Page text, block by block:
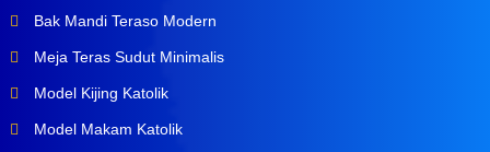
Bak Mandi Teraso Modern
Meja Teras Sudut Minimalis
Model Kijing Katolik
Model Makam Katolik